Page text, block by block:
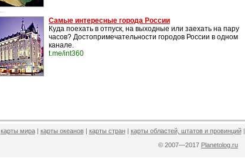
Самые интересные города России
Куда поехать в отпуск, на выходные или заехать на пару
часов? Достопримечательности городов России в одном
канале.
t.me/int360
карты мира| карты океанов| карты стран| карты областей, штатов и провинций|
© 2007—2017 Planetolog.ru